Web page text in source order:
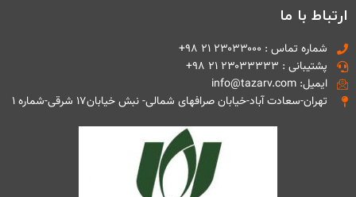
ارتباط با ما
شماره تماس : ۲۳۰۳۳۰۰۰ ۲۱ ۹۸+
پشتیبانی : ۲۳۰۳۳۳۳۳ ۲۱ ۹۸+
ایمیل: info@tazarv.com
تهران-سعادت آباد-خیابان صرافهای شمالی- نبش خیابان۱۷ شرقی-شماره ۱